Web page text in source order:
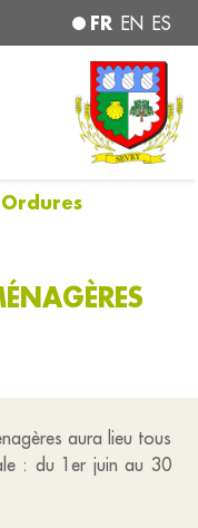
FR EN ES
aura lieu tous
: du 1er juin au 30